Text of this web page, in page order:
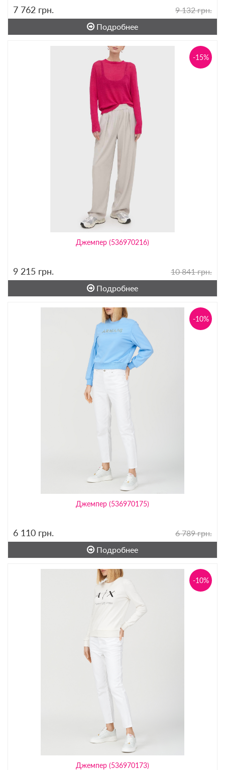
7 762 грн.
9 132 грн.
Подробнее
Джемпер (536970216)
-15%
9 215 грн.
10 841 грн.
Подробнее
Джемпер (536970175)
-10%
6 110 грн.
6 789 грн.
Подробнее
Джемпер (536970173)
-10%